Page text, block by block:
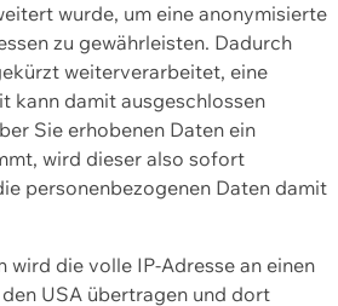
wurde, um eine anonymisierte
zu gewährleisten. Dadurch
weiterverarbeitet, eine
kann damit ausgeschlossen
Sie erhobenen Daten ein
wird dieser also sofort
personenbezogenen Daten damit
wird die volle IP-Adresse an einen
USA übertragen und dort